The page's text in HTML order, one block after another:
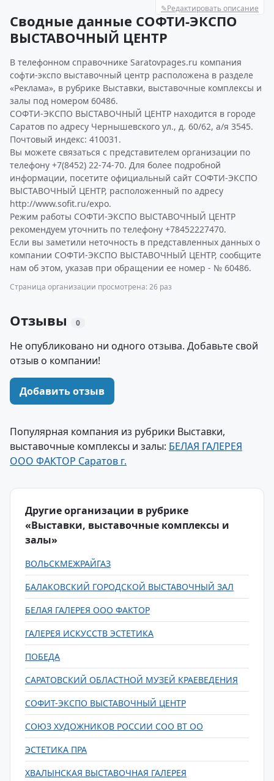
✎Редактировать описание
Сводные данные СОФТИ-ЭКСПО
ВЫСТАВОЧНЫЙ ЦЕНТР
В телефонном справочнике Saratovpages.ru компания
софти-экспо выставочный центр расположена в разделе
«Реклама», в рубрике Выставки, выставочные комплексы и
залы под номером 60486.
СОФТИ-ЭКСПО ВЫСТАВОЧНЫЙ ЦЕНТР находится в городе
Саратов по адресу Чернышевского ул., д. 60/62, а/я 3545.
Почтовый индекс: 410031.
Вы можете связаться с представителем организации по
телефону +7(8452) 22-74-70. Для более подробной
информации, посетите официальный сайт СОФТИ-ЭКСПО
ВЫСТАВОЧНЫЙ ЦЕНТР, расположенный по адресу
http://www.sofit.ru/expo.
Режим работы СОФТИ-ЭКСПО ВЫСТАВОЧНЫЙ ЦЕНТР
рекомендуем уточнить по телефону +78452227470.
Если вы заметили неточность в представленных данных о
компании СОФТИ-ЭКСПО ВЫСТАВОЧНЫЙ ЦЕНТР, сообщите
нам об этом, указав при обращении ее номер - № 60486.
Страница организации просмотрена: 26 раз
Отзывы 0
Не опубликовано ни одного отзыва. Добавьте свой
отзыв о компании!
Добавить отзыв
Популярная компания из рубрики Выставки,
выставочные комплексы и залы: БЕЛАЯ ГАЛЕРЕЯ
ООО ФАКТОР Саратов г.
Другие организации в рубрике
«Выставки, выставочные комплексы и
залы»
ВОЛЬСКМЕЖРАЙГАЗ
БАЛАКОВСКИЙ ГОРОДСКОЙ ВЫСТАВОЧНЫЙ ЗАЛ
БЕЛАЯ ГАЛЕРЕЯ ООО ФАКТОР
ГАЛЕРЕЯ ИСКУССТВ ЭСТЕТИКА
ПОБЕДА
САРАТОВСКИЙ ОБЛАСТНОЙ МУЗЕЙ КРАЕВЕДЕНИЯ
СОФИТ-ЭКСПО ВЫСТАВОЧНЫЙ ЦЕНТР
СОЮЗ ХУДОЖНИКОВ РОССИИ СОО ВТ ОО
ЭСТЕТИКА ПРА
ХВАЛЫНСКАЯ ВЫСТАВОЧНАЯ ГАЛЕРЕЯ